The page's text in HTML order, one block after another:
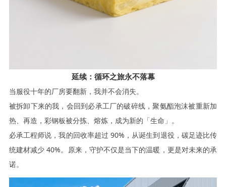
延续：循环之旅永不落幕
当服役十年的厂房要翻新，我并不会消失。
被拆卸下来的我，会回到必承工厂的破碎线，聚氨酯泡沫被重新加
热、再造，彩钢板被分拣、熔炼，成为新的「生命」。
必承工程师说，我的回收率超过 90%，从诞生到退役，碳足迹比传
统建材减少 40%。原来，守护不仅是当下的温暖，更是对未来的承
诺。